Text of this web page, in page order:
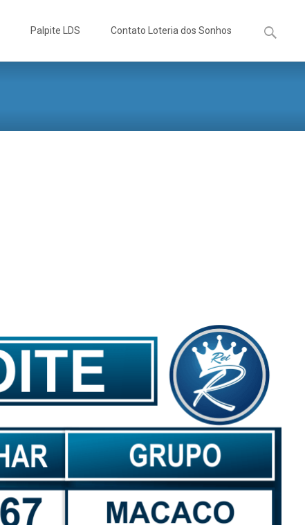
Palpite LDS Contato Loteria dos Sonhos
por: